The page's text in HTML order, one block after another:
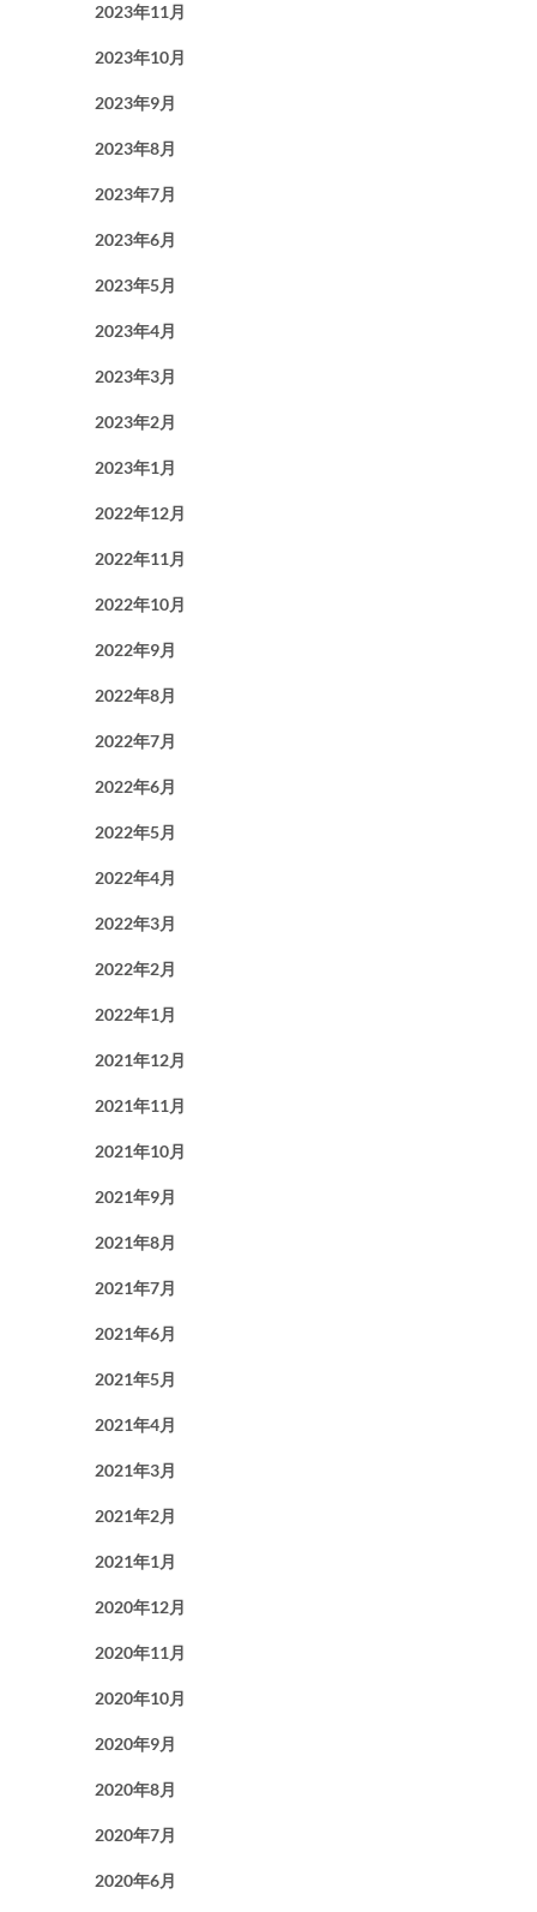
2023年11月
2023年10月
2023年9月
2023年8月
2023年7月
2023年6月
2023年5月
2023年4月
2023年3月
2023年2月
2023年1月
2022年12月
2022年11月
2022年10月
2022年9月
2022年8月
2022年7月
2022年6月
2022年5月
2022年4月
2022年3月
2022年2月
2022年1月
2021年12月
2021年11月
2021年10月
2021年9月
2021年8月
2021年7月
2021年6月
2021年5月
2021年4月
2021年3月
2021年2月
2021年1月
2020年12月
2020年11月
2020年10月
2020年9月
2020年8月
2020年7月
2020年6月